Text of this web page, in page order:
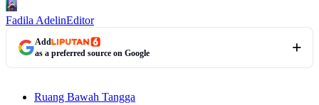
Fadila AdelinEditor
Add
as a preferred source on Google
Ruang Bawah Tangga